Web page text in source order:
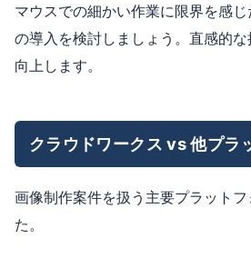
マウスでの細かい作業に限界を感
の導入を検討しましょう。直感的
向上します。
クラウドワークス vs 他プラ
画像制作案件を扱う主要プラット
た。